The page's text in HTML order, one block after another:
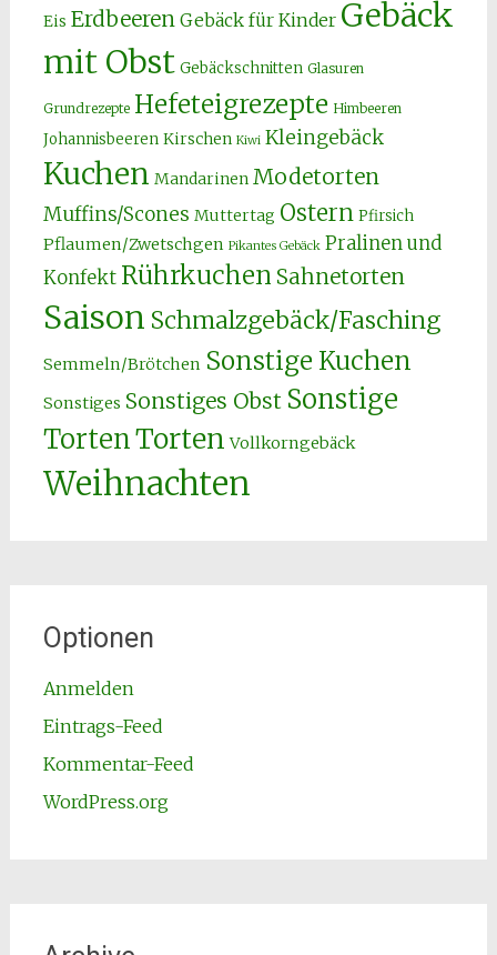
Eis Erdbeeren Gebäck für Kinder Gebäck
mit Obst Gebäckschnitten Glasuren
Grundrezepte Hefeteigrezepte Himbeeren
Johannisbeeren Kirschen Kiwi Kleingebäck
Kuchen Mandarinen Modetorten
Muffins/Scones Muttertag Ostern Pfirsich
Pflaumen/Zwetschgen Pikantes Gebäck Pralinen und
Konfekt Rührkuchen Sahnetorten
Saison Schmalzgebäck/Fasching
Semmeln/Brötchen Sonstige Kuchen
Sonstiges Sonstiges Obst Sonstige
TortenTorten Vollkorngebäck
Weihnachten
Optionen
Anmelden
Eintrags-Feed
Kommentar-Feed
WordPress.org